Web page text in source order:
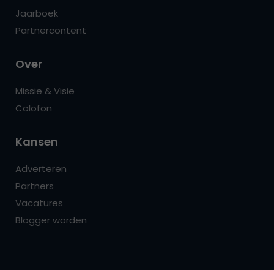
Jaarboek
Partnercontent
Over
Missie & Visie
Colofon
Kansen
Adverteren
Partners
Vacatures
Blogger worden